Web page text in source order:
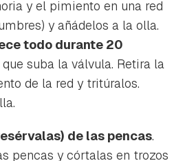
y el pimiento en una red
y añádelos a la olla.
todo durante 20
suba la válvula. Retira la
de la red y tritúralos.
de las pencas.
pencas y córtalas en trozos